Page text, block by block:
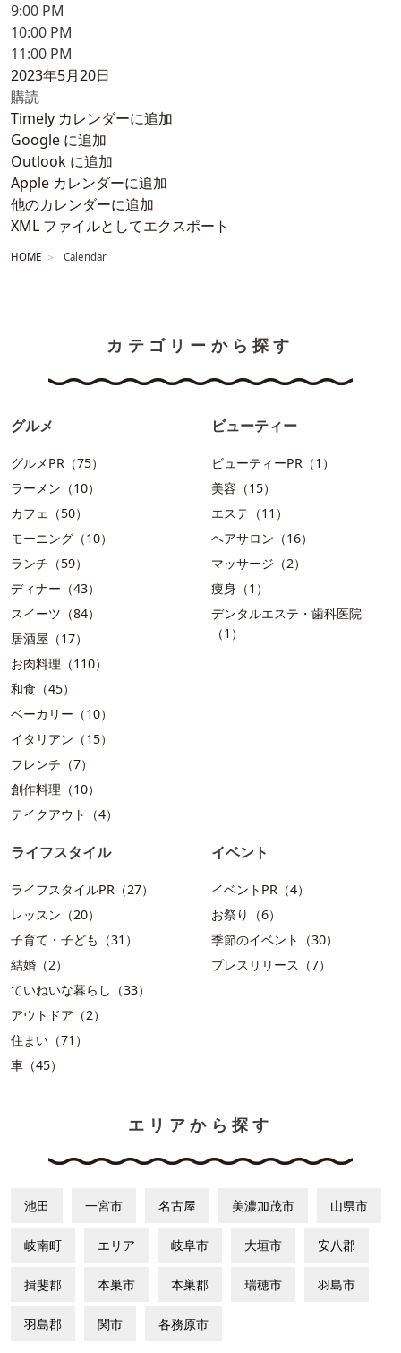
9:00 PM
10:00 PM
11:00 PM
2023年5月20日
購読
Timely カレンダーに追加
Google に追加
Outlook に追加
Apple カレンダーに追加
他のカレンダーに追加
XML ファイルとしてエクスポート
HOME Calendar
カテゴリーから探す
グルメ
グルメPR（75）
ラーメン（10）
カフェ（50）
モーニング（10）
ランチ（59）
ディナー（43）
スイーツ（84）
居酒屋（17）
お肉料理（110）
和食（45）
ベーカリー（10）
イタリアン（15）
フレンチ（7）
創作料理（10）
テイクアウト（4）
ビューティー
ビューティーPR（1）
美容（15）
エステ（11）
ヘアサロン（16）
マッサージ（2）
痩身（1）
デンタルエステ・歯科医院
（1）
ライフスタイル
ライフスタイルPR（27）
レッスン（20）
子育て・子ども（31）
結婚（2）
ていねいな暮らし（33）
アウトドア（2）
住まい（71）
車（45）
イベント
イベントPR（4）
お祭り（6）
季節のイベント（30）
プレスリリース（7）
エリアから探す
池田 一宮市 名古屋 美濃加茂市 山県市
岐南町 エリア 岐阜市 大垣市 安八郡
揖斐郡 本巣市 本巣郡 瑞穂市 羽島市
羽島郡 関市 各務原市